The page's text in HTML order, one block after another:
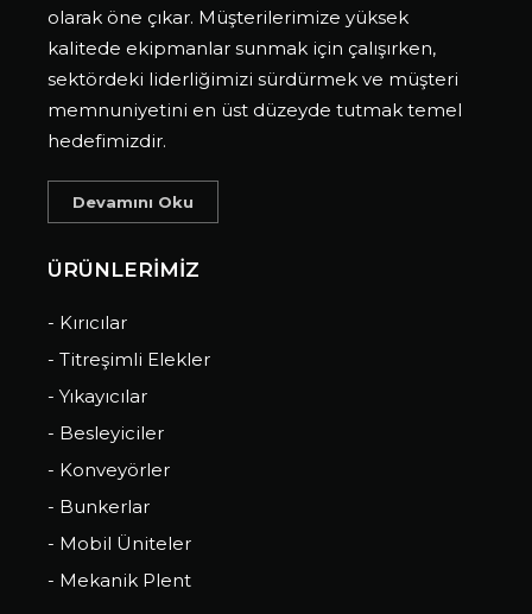
olarak öne çıkar. Müşterilerimize yüksek
kalitede ekipmanlar sunmak için çalışırken,
sektördeki liderliğimizi sürdürmek ve müşteri
memnuniyetini en üst düzeyde tutmak temel
hedefimizdir.
Devamını Oku
ÜRÜNLERİMİZ
- Kırıcılar
- Titreşimli Elekler
- Yıkayıcılar
- Besleyiciler
- Konveyörler
- Bunkerlar
- Mobil Üniteler
- Mekanik Plent